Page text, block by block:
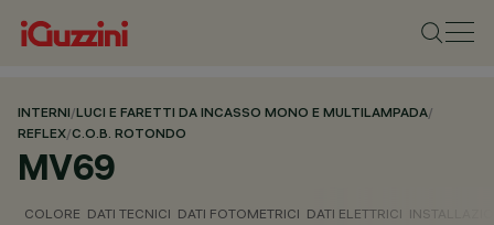
INTERNI/LUCI E FARETTI DA INCASSO MONO E MULTILAMPADA/
REFLEX/C.O.B. ROTONDO
MV69
COLORE DATI TECNICI DATI FOTOMETRICI DATI ELETTRICI